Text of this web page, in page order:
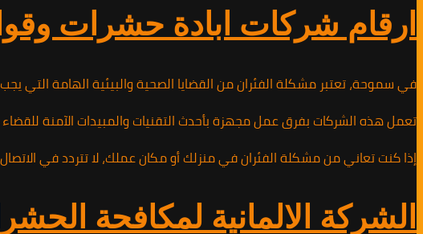
ارقام شركات ابادة حشرات وقوارض
في سموحة، تعتبر مشكلة الفئران من القضايا الصحية والبيئية الهامة
تعمل هذه الشركات بفرق عمل مجهزة بأحدث التقنيات والمبيدات الآمنة
إذا كنت تعاني من مشكلة الفئران في منزلك أو مكان عملك، لا تتردد في الاتصال بشركة ابادة الفئران على الرقم 01010891953 للحصول على
الشركة الالمانية لمكافحة